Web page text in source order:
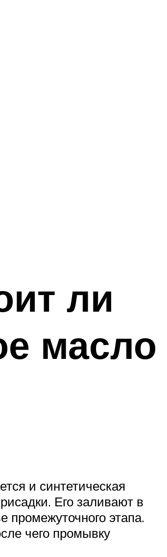
ли
масло
и синтетическая
Его заливают в
промежуточного этапа.
чего промывку